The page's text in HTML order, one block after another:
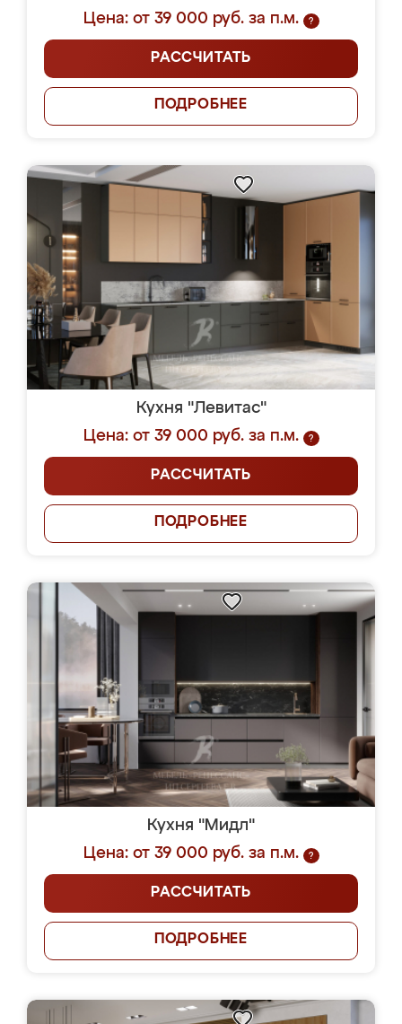
Цена: от 39 000 руб. за п.м.
?
РАССЧИТАТЬ
ПОДРОБНЕЕ
Кухня "Левитас"
Цена: от 39 000 руб. за п.м.
?
РАССЧИТАТЬ
ПОДРОБНЕЕ
Кухня "Мидл"
Цена: от 39 000 руб. за п.м.
?
РАССЧИТАТЬ
ПОДРОБНЕЕ